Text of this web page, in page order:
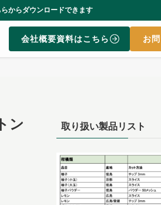
す
会社概要資料はこちら お
ン 取り扱い製品リスト